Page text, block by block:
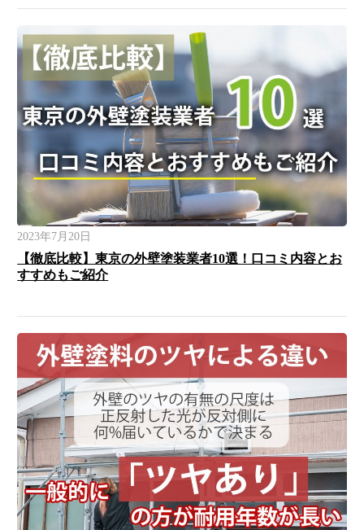
2023年7月20日
【徹底比較】東京の外壁塗装業者10選！口コミ内容とお
すすめもご紹介